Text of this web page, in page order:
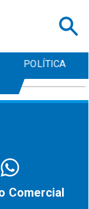
POLÍTICA
Comercial